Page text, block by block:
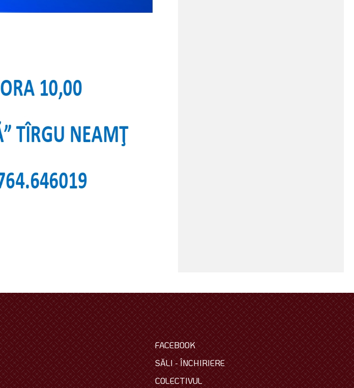
FACEBOOK
SĂLI - ÎNCHIRIERE
COLECTIVUL